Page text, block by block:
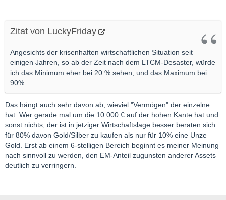
Zitat von LuckyFriday
Angesichts der krisenhaften wirtschaftlichen Situation seit
einigen Jahren, so ab der Zeit nach dem LTCM-Desaster, würde
ich das Minimum eher bei 20 % sehen, und das Maximum bei
90%.
Das hängt auch sehr davon ab, wieviel "Vermögen" der einzelne
hat. Wer gerade mal um die 10.000 € auf der hohen Kante hat und
sonst nichts, der ist in jetziger Wirtschaftslage besser beraten sich
für 80% davon Gold/Silber zu kaufen als nur für 10% eine Unze
Gold. Erst ab einem 6-stelligen Bereich beginnt es meiner Meinung
nach sinnvoll zu werden, den EM-Anteil zugunsten anderer Assets
deutlich zu verringern.